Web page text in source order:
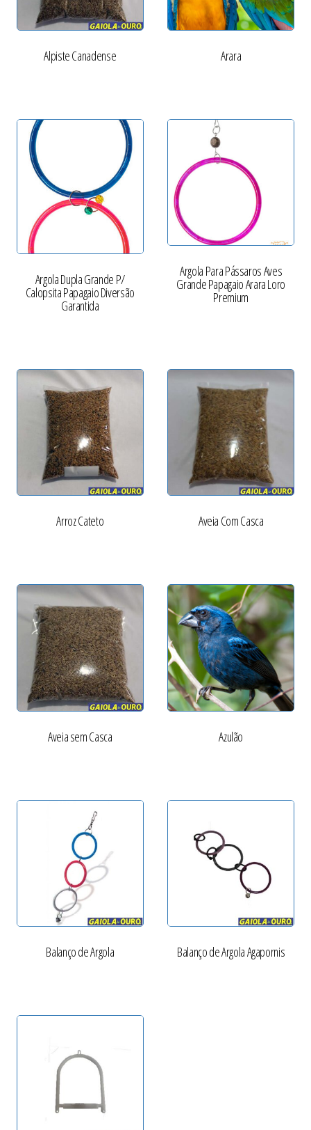
Alpiste Canadense Arara
Argola Dupla Grande P/
Calopsita Papagaio Diversão
Garantida
Argola Para Pássaros Aves
Grande Papagaio Arara Loro
Premium
Arroz Cateto Aveia Com Casca
Aveia sem Casca Azulão
Balanço de Argola Balanço de Argola Agapornis